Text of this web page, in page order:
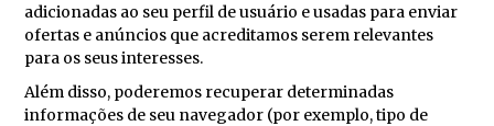
adicionadas ao seu perfil de usuário e usadas para enviar
ofertas e anúncios que acreditamos serem relevantes
para os seus interesses.
Além disso, poderemos recuperar determinadas
informações de seu navegador (por exemplo, tipo de